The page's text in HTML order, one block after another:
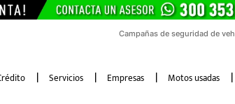
Campañas de seguridad de
Servicios Empresas Motos usadas